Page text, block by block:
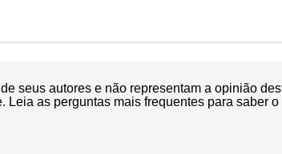
seus autores e não representam a opinião
as perguntas mais frequentes para saber o